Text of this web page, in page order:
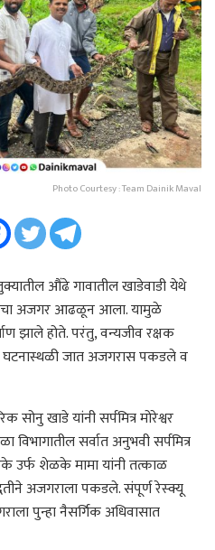
Photo Courtesy : Team Dainik Maval
औंढे गावातील खाडेवाडी येथे
अजगर आढळून आला. यामुळे
झाले होते. परंतु, वन्यजीव रक्षक
घटनास्थळी जात अजगरास पकडले व
सोनु खाडे यांनी सर्पमित्र मोरेश्वर
विभागातील सर्वात अनुभवी सर्पमित्र
शेळके मामा यांनी तत्काळ
अजगराला पकडले. संपूर्ण रेस्क्यू
पुन्हा नैसर्गिक अधिवासात